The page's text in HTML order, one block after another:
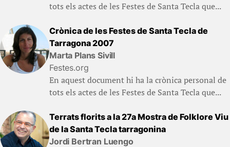
tots els actes de les Festes de Santa Tecla que...
Crònica de les Festes de Santa Tecla de
Tarragona 2007
Marta Plans Sivill
Festes.org
En aquest document hi ha la crònica personal de
tots els actes de les Festes de Santa Tecla que...
Terrats florits a la 27a Mostra de Folklore Viu
de la Santa Tecla tarragonina
Jordi Bertran Luengo